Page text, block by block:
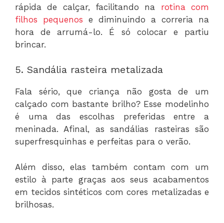
rápida de calçar, facilitando na rotina com
filhos pequenos e diminuindo a correria na
hora de arrumá-lo. É só colocar e partiu
brincar.
5. Sandália rasteira metalizada
Fala sério, que criança não gosta de um
calçado com bastante brilho? Esse modelinho
é uma das escolhas preferidas entre a
meninada. Afinal, as sandálias rasteiras são
superfresquinhas e perfeitas para o verão.
Além disso, elas também contam com um
estilo à parte graças aos seus acabamentos
em tecidos sintéticos com cores metalizadas e
brilhosas.